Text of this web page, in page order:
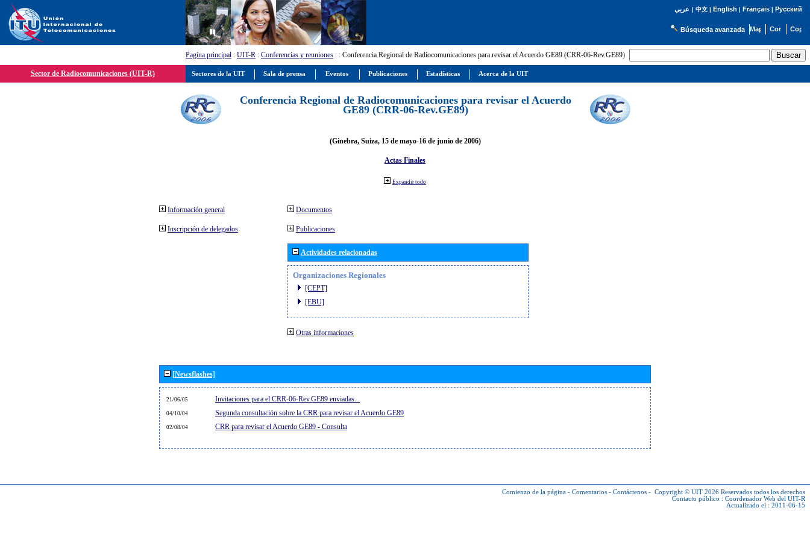
عربي | 中文| English | Français| Русский
Búsqueda avanzada
Pagína principal : UIT-R : Conferencias y reuniones : : Conferencia Regional de Radiocomunicaciones para revisar el Acuerdo GE89 (CRR-06-Rev.GE89)
Sector de Radiocomunicaciones (UIT-R)
Conferencia Regional de Radiocomunicaciones para revisar el Acuerdo
GE89 (CRR-06-Rev.GE89)
(Ginebra, Suiza, 15 de mayo-16 de junio de 2006)
Actas Finales
Expandir todo
Información general
Inscripción de delegados
Documentos
Publicaciones
Actividades relacionadas
Organizaciones Regionales
[CEPT]
[EBU]
Otras informaciones
[Newsflashes]
21/06/05 Invitaciones para el CRR-06-Rev.GE89 enviadas...
04/10/04 Segunda consultación sobre la CRR para revisar el Acuerdo GE89
02/08/04 CRR para revisar el Acuerdo GE89 - Consulta
Comienzo de la página - Comentarios - Contáctenos - Copyright © UIT 2026 Reservados todos los derechos
Contacto público : Coordenador Web del UIT-R
Actualizado el : 2011-06-15
Sectores de la UIT Sala de prensa Eventos Publicaciones Estadísticas Acerca de la UIT